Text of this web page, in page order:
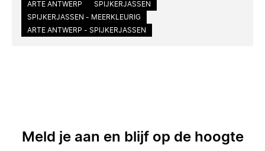
ARTE ANTWERP
SPIJKERJASSEN
SPIJKERJASSEN - MEERKLEURIG
ARTE ANTWERP - SPIJKERJASSEN
Meld je aan en blijf op de hoogte